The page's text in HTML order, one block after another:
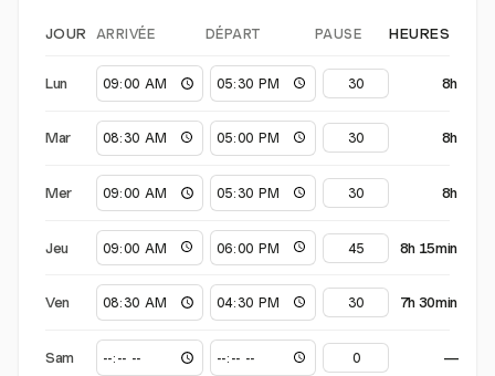
JOUR ARRIVÉE DÉPART PAUSE HEURES
Lun 8h
Mar 8h
Mer 8h
Jeu 8h 15min
Ven 7h 30min
Sam —